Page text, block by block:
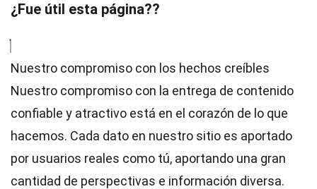
¿Fue útil esta página??
Nuestro compromiso con los hechos creíbles
Nuestro compromiso con la entrega de contenido
confiable y atractivo está en el corazón de lo que
hacemos. Cada dato en nuestro sitio es aportado
por usuarios reales como tú, aportando una gran
cantidad de perspectivas e información diversa.